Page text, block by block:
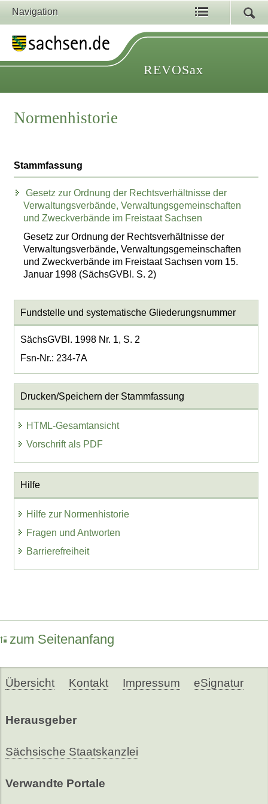
Navigation
REVOSax
Normenhistorie
Stammfassung
Gesetz zur Ordnung der Rechtsverhältnisse der
Verwaltungsverbände, Verwaltungsgemeinschaften
und Zweckverbände im Freistaat Sachsen
Gesetz zur Ordnung der Rechtsverhältnisse der
Verwaltungsverbände, Verwaltungsgemeinschaften
und Zweckverbände im Freistaat Sachsen vom 15.
Januar 1998 (SächsGVBl. S. 2)
Fundstelle und systematische Gliederungsnummer
SächsGVBl. 1998 Nr. 1, S. 2
Fsn-Nr.: 234-7A
Drucken/Speichern der Stammfassung
HTML-Gesamtansicht
Vorschrift als PDF
Hilfe
Hilfe zur Normenhistorie
Fragen und Antworten
Barrierefreiheit
zum Seitenanfang
Übersicht Kontakt Impressum eSignatur
Herausgeber
Sächsische Staatskanzlei
Verwandte Portale